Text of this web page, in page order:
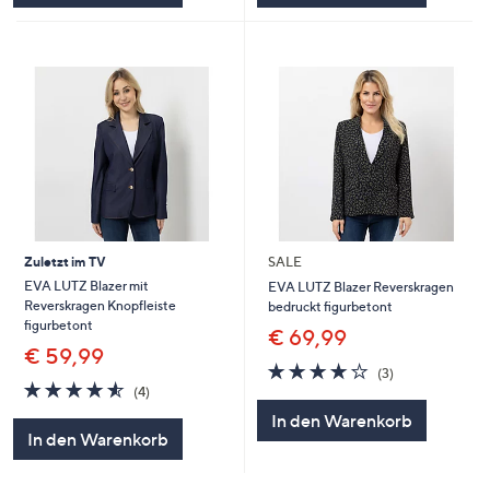
Zuletzt im TV
EVA LUTZ Blazer mit
Reverskragen Knopfleiste
figurbetont
€ 59,99
4.5
von
5
(4)
In den Warenkorb
SALE
EVA LUTZ Blazer Reverskragen
bedruckt figurbetont
€ 69,99
3.7
von
(3)3
In den Warenkorb